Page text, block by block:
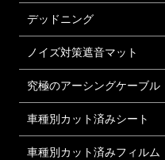
デッドニング
ノイズ対策遮音マット
究極のアーシングケーブル
車種別カット済みシート
車種別カット済みフィルム